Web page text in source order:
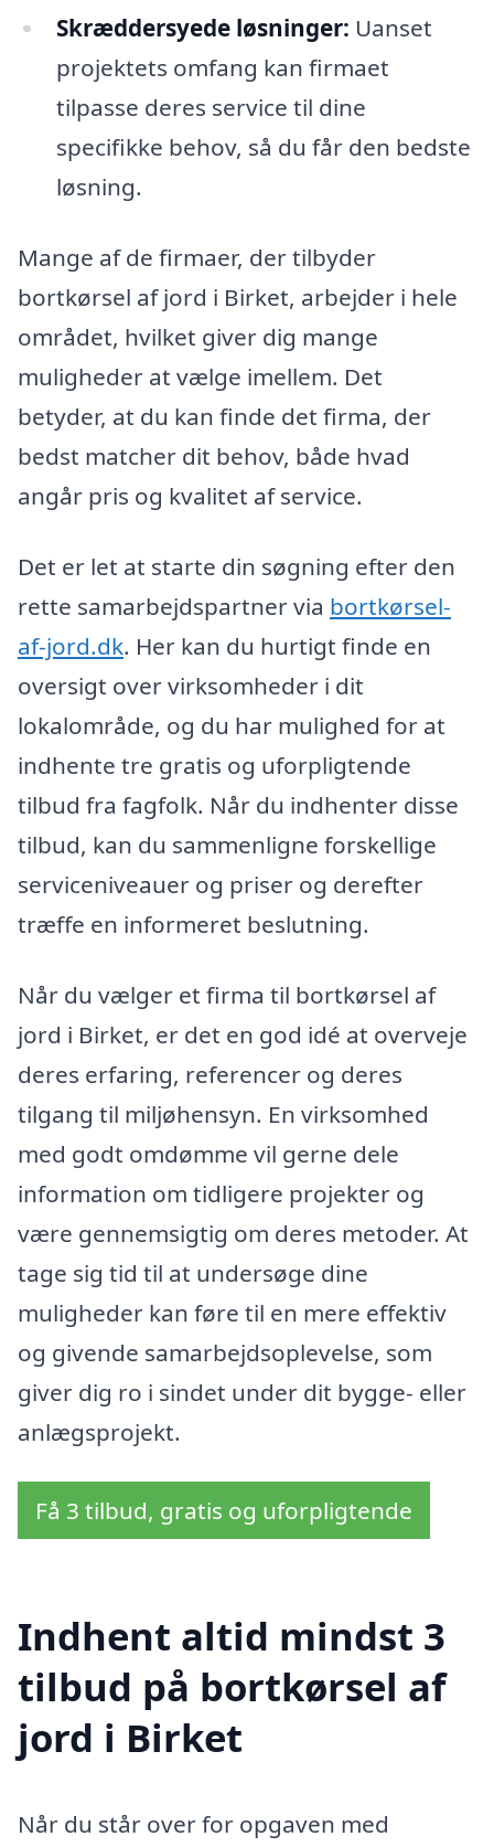
Skræddersyede løsninger: Uanset
projektets omfang kan firmaet
tilpasse deres service til dine
specifikke behov, så du får den bedste
løsning.
Mange af de firmaer, der tilbyder
bortkørsel af jord i Birket, arbejder i hele
området, hvilket giver dig mange
muligheder at vælge imellem. Det
betyder, at du kan finde det firma, der
bedst matcher dit behov, både hvad
angår pris og kvalitet af service.
Det er let at starte din søgning efter den
rette samarbejdspartner via bortkørsel-
af-jord.dk. Her kan du hurtigt finde en
oversigt over virksomheder i dit
lokalområde, og du har mulighed for at
indhente tre gratis og uforpligtende
tilbud fra fagfolk. Når du indhenter disse
tilbud, kan du sammenligne forskellige
serviceniveauer og priser og derefter
træffe en informeret beslutning.
Når du vælger et firma til bortkørsel af
jord i Birket, er det en god idé at overveje
deres erfaring, referencer og deres
tilgang til miljøhensyn. En virksomhed
med godt omdømme vil gerne dele
information om tidligere projekter og
være gennemsigtig om deres metoder. At
tage sig tid til at undersøge dine
muligheder kan føre til en mere effektiv
og givende samarbejdsoplevelse, som
giver dig ro i sindet under dit bygge- eller
anlægsprojekt.
Få 3 tilbud, gratis og uforpligtende
Indhent altid mindst 3
tilbud på bortkørsel af
jord i Birket
Når du står over for opgaven med